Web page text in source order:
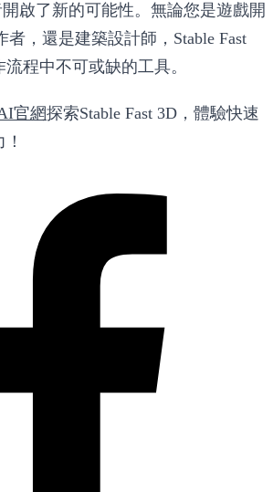
啟了新的可能性。無論您是遊戲開
，還是建築設計師，Stable Fast
程中不可或缺的工具。
官網探索Stable Fast 3D，體驗快速